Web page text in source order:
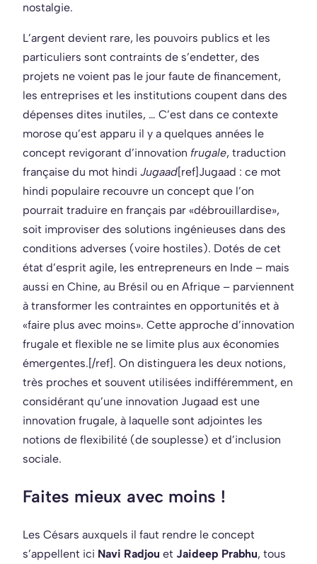
nostalgie.
L’argent devient rare, les pouvoirs publics et les
particuliers sont contraints de s’endetter, des
projets ne voient pas le jour faute de financement,
les entreprises et les institutions coupent dans des
dépenses dites inutiles, … C’est dans ce contexte
morose qu’est apparu il y a quelques années le
concept revigorant d’innovation frugale, traduction
française du mot hindi Jugaad[ref]Jugaad : ce mot
hindi populaire recouvre un concept que l’on
pourrait traduire en français par «débrouillardise»,
soit improviser des solutions ingénieuses dans des
conditions adverses (voire hostiles). Dotés de cet
état d’esprit agile, les entrepreneurs en Inde – mais
aussi en Chine, au Brésil ou en Afrique – parviennent
à transformer les contraintes en opportunités et à
«faire plus avec moins». Cette approche d’innovation
frugale et flexible ne se limite plus aux économies
émergentes.[/ref]. On distinguera les deux notions,
très proches et souvent utilisées indifféremment, en
considérant qu’une innovation Jugaad est une
innovation frugale, à laquelle sont adjointes les
notions de flexibilité (de souplesse) et d’inclusion
sociale.
Faites mieux avec moins !
Les Césars auxquels il faut rendre le concept
s’appellent ici Navi Radjou et Jaideep Prabhu, tous